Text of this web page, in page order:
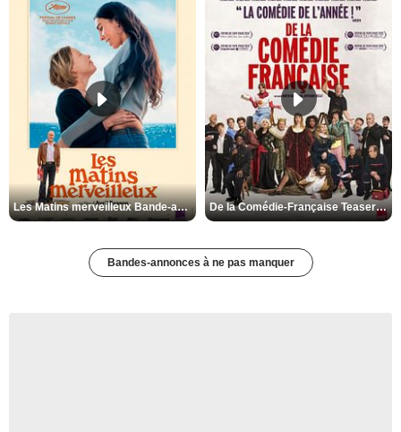
Les Matins merveilleux Bande-annonce VF De la Comédie-Française Teaser VF
Bandes-annonces à ne pas manquer